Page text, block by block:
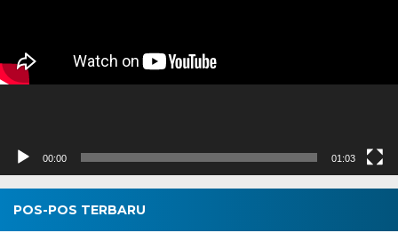
00:00 01:03
POS-POS TERBARU